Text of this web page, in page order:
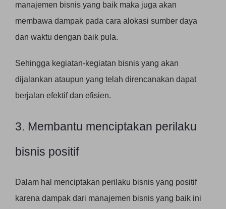
manajemen bisnis yang baik maka juga akan
membawa dampak pada cara alokasi sumber daya
dan waktu dengan baik pula.
Sehingga kegiatan-kegiatan bisnis yang akan
dijalankan ataupun yang telah direncanakan dapat
berjalan efektif dan efisien.
3. Membantu menciptakan perilaku
bisnis positif
Dalam hal menciptakan perilaku bisnis yang positif
karena dampak dari manajemen bisnis yang baik ini